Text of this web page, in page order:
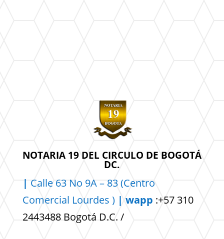
NOTARIA 19 DEL CIRCULO DE BOGOTÁ
DC.
| Calle 63 No 9A – 83 (Centro
Comercial Lourdes ) | wapp :+57 310
2443488 Bogotá D.C. /